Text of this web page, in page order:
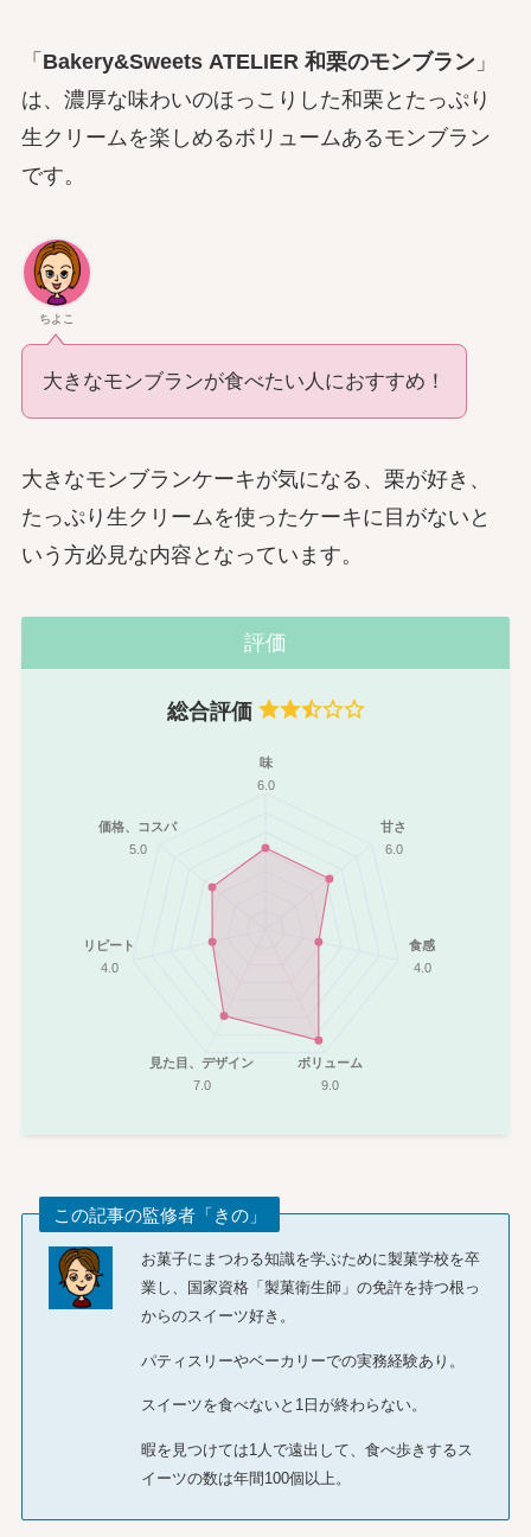
「 Bakery&Sweets ATELIER 和栗のモンブラン」
は、濃厚な味わいのほっこりした和栗とたっぷり
生クリームを楽しめるボリュームあるモンブラン
です。
ちよこ
大きなモンブランが食べたい人におすすめ！
大きなモンブランケーキが気になる、栗が好き、
たっぷり生クリームを使ったケーキに目がないと
いう方必見な内容となっています。
評価
総合評価
味
6.0
甘さ
6.0
食感
4.0
ボリューム
9.0
見た目、デザイン
7.0
リピート
4.0
価格、コスパ
5.0
この記事の監修者「きの」
お菓子にまつわる知識を学ぶために製菓学校を卒
業し、国家資格「製菓衛生師」の免許を持つ根っ
からのスイーツ好き。
パティスリーやベーカリーでの実務経験あり。
スイーツを食べないと1日が終わらない。
暇を見つけては1人で遠出して、食べ歩きするス
イーツの数は年間100個以上。